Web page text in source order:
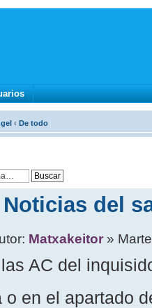
‹ De todo
Noticias del
Matxakeitor »
AC del
o en el apartado